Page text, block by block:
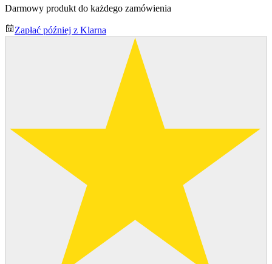
Darmowy produkt do każdego zamówienia
Zapłać później z Klarna